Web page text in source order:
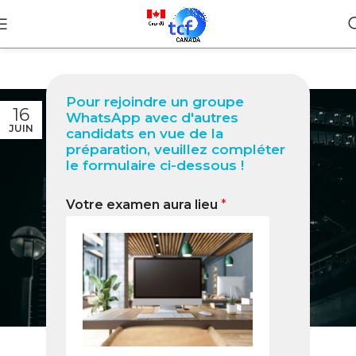
Pour rejoindre un groupe
WhatsApp avec d'autres
candidats en vue de la
préparation, veuillez compléter
le formulaire ci-dessous !
Votre examen aura lieu *
16
JUIN
BLOG
Réunir sa famille au Canada :